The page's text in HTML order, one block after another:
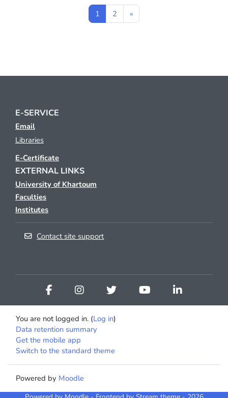
1 Page 1
2 Page 2
»Next page
E-SERVICE
Email
Libraries
E-Certificate
EXTERNAL LINKS
University of Khartoum
Faculties
Institutes
Contact site support
You are not logged in. (Log in)
Data retention summary
Get the mobile app
Switch to the standard theme
Powered by Moodle